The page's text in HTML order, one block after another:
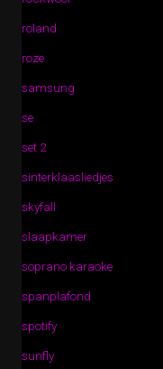
roland
roze
samsung
se
set 2
sinterklaasliedjes
skyfall
slaapkamer
soprano karaoke
spanplafond
spotify
sunfly